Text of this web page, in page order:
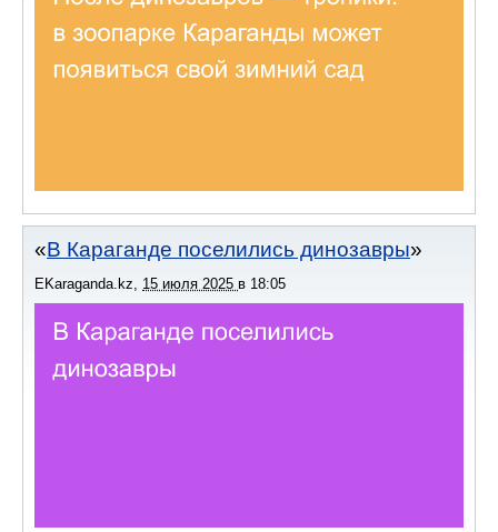
В Караганде поселились динозавры
EKaraganda.kz, 15 июля 2025 в 18:05